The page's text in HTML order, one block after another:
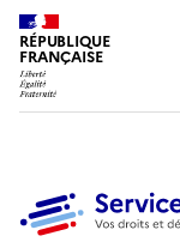
RÉPUBLIQUE
FRANÇAISE